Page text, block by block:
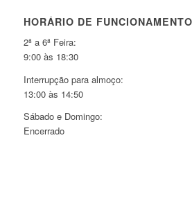
HORÁRIO DE FUNCIONAMENTO
2ª a 6ª Feira:
9:00 às 18:30
Interrupção para almoço:
13:00 às 14:50
Sábado e Domingo:
Encerrado